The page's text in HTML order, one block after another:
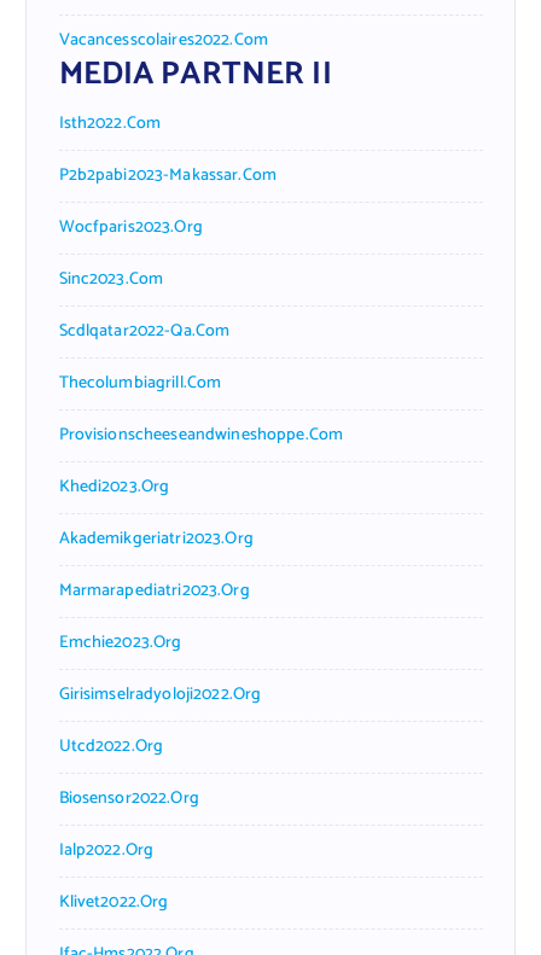
Vacancesscolaires2022.com
MEDIA PARTNER II
Isth2022.com
P2b2pabi2023-Makassar.com
Wocfparis2023.org
Sinc2023.com
Scdlqatar2022-Qa.com
Thecolumbiagrill.com
Provisionscheeseandwineshoppe.com
Khedi2023.org
Akademikgeriatri2023.org
Marmarapediatri2023.org
Emchie2023.org
Girisimselradyoloji2022.org
Utcd2022.org
Biosensor2022.org
Ialp2022.org
Klivet2022.org